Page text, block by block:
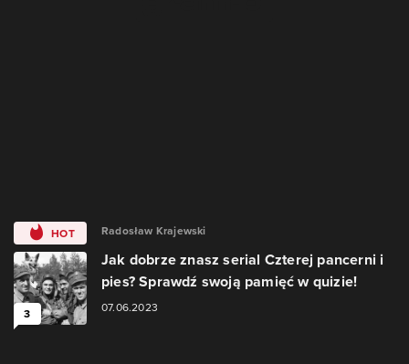
HOT
3
Radosław Krajewski
Jak dobrze znasz serial Czterej pancerni i
pies? Sprawdź swoją pamięć w quizie!
07.06.2023